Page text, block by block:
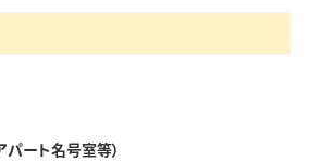
パート名号室等）